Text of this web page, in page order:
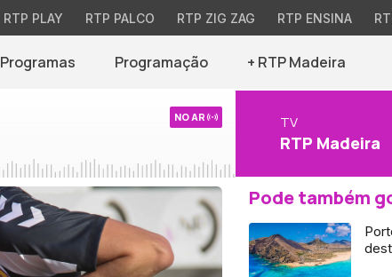
RTP PLAY RTP PALCO RTP ZIG ZAG RTP ENSINA
Programas Programação + RTP Madeira
NO AR TV
RTP Madeira
Pode também